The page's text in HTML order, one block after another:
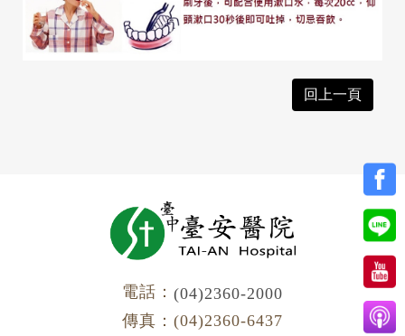
回上一頁
電話： (04)2360-2000
傳真：(04)2360-6437